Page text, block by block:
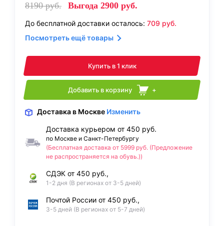
8190руб. Выгода 2900 руб.
До бесплатной доставки осталось: 709 руб.
Посмотреть ещё товары
Купить в 1 клик
Добавить в корзину +
Доставка в Москве Изменить
Доставка курьером от 450 руб.
по Москве и Санкт-Петербургу
(Бесплатная доставка от 5999 руб. (Предложение
не распространяется на обувь.))
СДЭК от 450 руб.,
1-2 дня (В регионах от 3-5 дней)
Почтой России от 450 руб.,
3-5 дней (В регионах от 5-7 дней)